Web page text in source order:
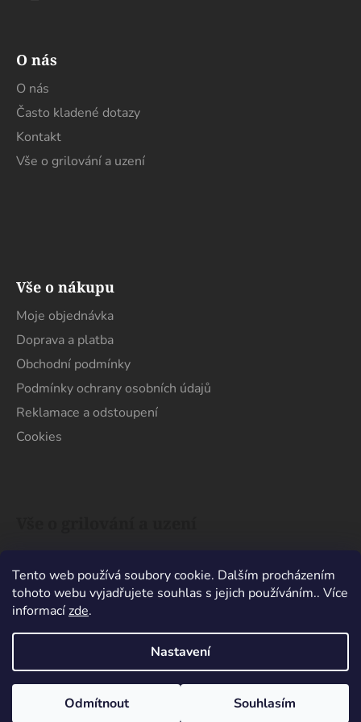
Tento web používá soubory cookie. Dalším procházením
tohoto webu vyjadřujete souhlas s jejich používáním.. Více
informacízde.
Nastavení
Odmítnout Souhlasím
O nás
O nás
Často kladené dotazy
Kontakt
Vše o grilování a uzení
Vše o nákupu
Moje objednávka
Doprava a platba
Obchodní podmínky
Podmínky ochrany osobních údajů
Reklamace a odstoupení
Cookies
Barbecue x Grill. Jaký je mezi nimi rozdíl?
Nechat maso pár minut odpočinout nebo ho
hned sníst?
Vytvořil Shoptet
Copyright 2026Quebracho
. Všechna práva vyhrazena.